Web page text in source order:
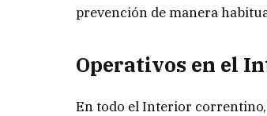
prevención de manera
Operativos en el
En todo el Interior